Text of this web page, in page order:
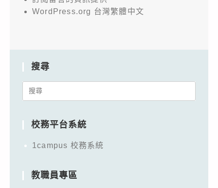
WordPress.org 台灣繁體中文
搜尋
Search
校務平台系統
1campus 校務系統
教職員專區